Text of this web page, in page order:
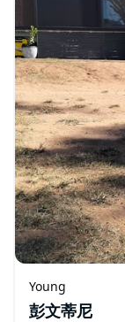
Young
彭文蒂尼